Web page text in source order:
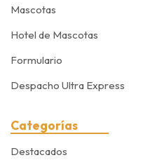
Mascotas
Hotel de Mascotas
Formulario
Despacho Ultra Express
Categorías
Destacados